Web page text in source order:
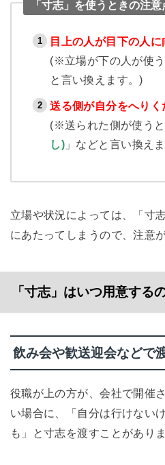
「寸志」を使うときの注意
目上の人が目下の人
(※立場が下の人が使
と言い換えます。)
送る側が自分をへり
(※送られた側が使う
し) 」などと言い換え
立場や状況によっては、「寸
にあたってしまうので、注意
「寸志」はいつ用意する
飲み会や歓送迎会などで
役職が上の方が、会社で開催
い場合に、「自分は行けない
も」と寸志を渡すことがありま